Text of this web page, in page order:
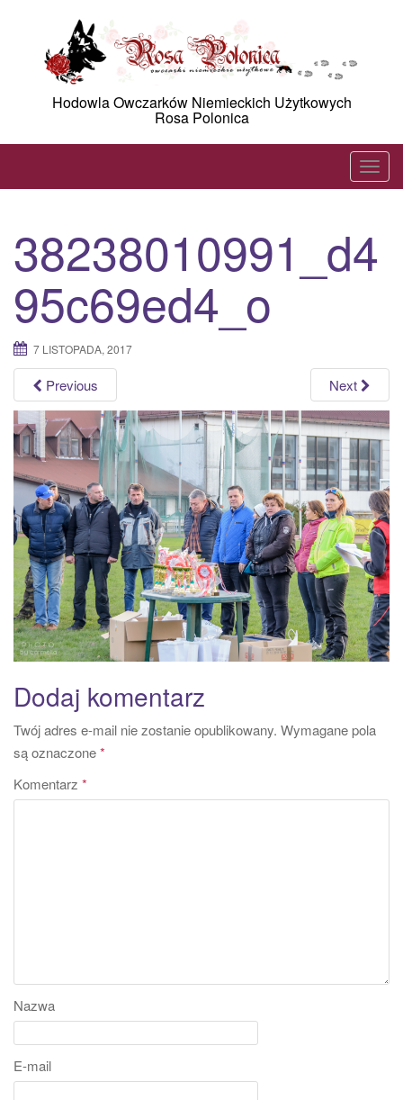
Hodowla Owczarków Niemieckich Użytkowych
Rosa Polonica
T
o
g
i
g
a
t
i
o
n
38238010991_d4
95c69ed4_o
7 LISTOPADA, 2017
Previous Next
Dodaj komentarz
Twój adres e-mail nie zostanie opublikowany. Wymagane pola
są oznaczone*
Komentarz *
Nazwa
E-mail